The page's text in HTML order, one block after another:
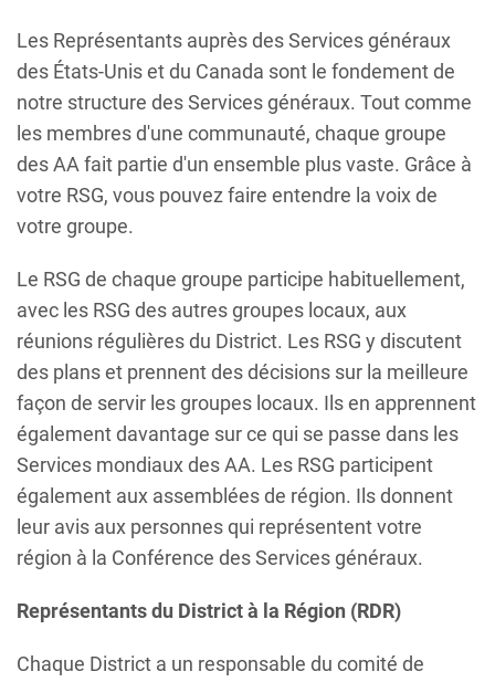
Les Représentants auprès des Services généraux
des États-Unis et du Canada sont le fondement de
notre structure des Services généraux. Tout comme
les membres d'une communauté, chaque groupe
des AA fait partie d'un ensemble plus vaste. Grâce à
votre RSG, vous pouvez faire entendre la voix de
votre groupe.
Le RSG de chaque groupe participe habituellement,
avec les RSG des autres groupes locaux, aux
réunions régulières du District. Les RSG y discutent
des plans et prennent des décisions sur la meilleure
façon de servir les groupes locaux. Ils en apprennent
également davantage sur ce qui se passe dans les
Services mondiaux des AA. Les RSG participent
également aux assemblées de région. Ils donnent
leur avis aux personnes qui représentent votre
région à la Conférence des Services généraux.
Représentants du District à la Région (RDR)
Chaque District a un responsable du comité de